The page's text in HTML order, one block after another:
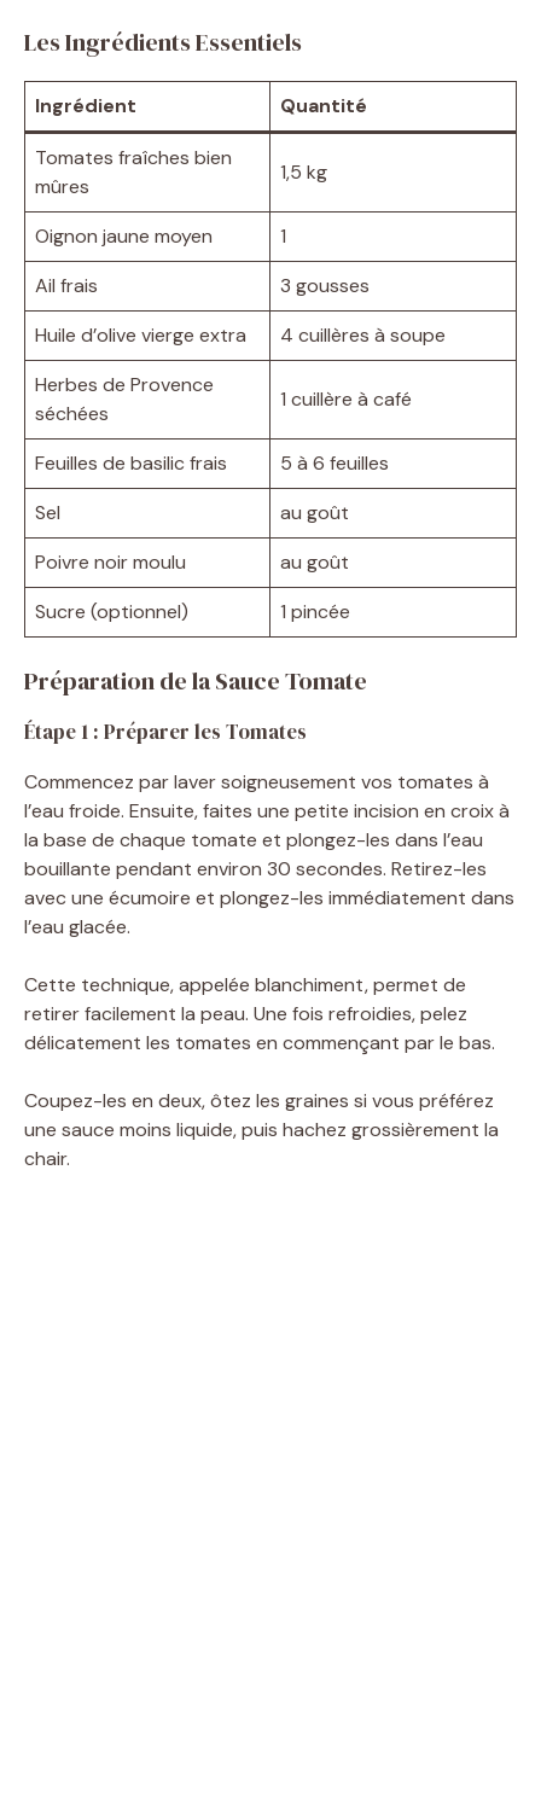
Les Ingrédients Essentiels
Ingrédient Quantité
Tomates fraîches bien
mûres
1,5 kg
Oignon jaune moyen
1
Ail frais
3 gousses
Huile d’olive vierge extra
4 cuillères à soupe
Herbes de Provence
séchées
1 cuillère à café
Feuilles de basilic frais
5 à 6 feuilles
Sel
au goût
Poivre noir moulu
au goût
Sucre (optionnel)
1 pincée
Préparation de la Sauce Tomate
Étape 1 : Préparer les Tomates
Commencez par laver soigneusement vos tomates à
l’eau froide. Ensuite, faites une petite incision en croix à
la base de chaque tomate et plongez-les dans l’eau
bouillante pendant environ 30 secondes. Retirez-les
avec une écumoire et plongez-les immédiatement dans
l’eau glacée.
Cette technique, appelée blanchiment, permet de
retirer facilement la peau. Une fois refroidies, pelez
délicatement les tomates en commençant par le bas.
Coupez-les en deux, ôtez les graines si vous préférez
une sauce moins liquide, puis hachez grossièrement la
chair.